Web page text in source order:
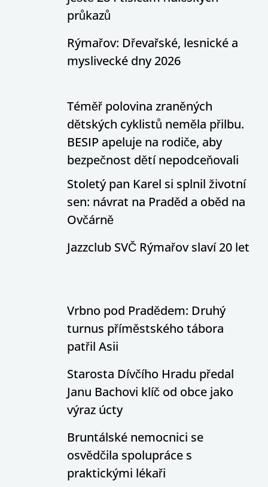
průkazů
Rýmařov: Dřevařské, lesnické a
myslivecké dny 2026
Téměř polovina zraněných
dětských cyklistů neměla přilbu.
BESIP apeluje na rodiče, aby
bezpečnost dětí nepodceňovali
Stoletý pan Karel si splnil životní
sen: návrat na Praděd a oběd na
Ovčárně
Jazzclub SVČ Rýmařov slaví 20 let
Vrbno pod Pradědem: Druhý
turnus příměstského tábora
patřil Asii
Starosta Dívčího Hradu předal
Janu Bachovi klíč od obce jako
výraz úcty
Bruntálské nemocnici se
osvědčila spolupráce s
praktickými lékaři